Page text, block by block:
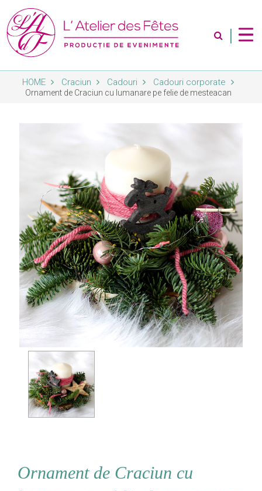
|
Despre Noi
Album Foto
Blog
Abonare Newsletter
HOME Craciun Cadouri Cadouri corporate
Ornament de Craciun cu lumanare pe felie de mesteacan
Ornament de Craciun cu